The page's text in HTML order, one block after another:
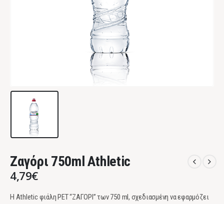
Ζαγόρι 750ml Athletic
4,79€
Η Athletic φιάλη PET “ΖΑΓΟΡΙ” των 750 ml, σχεδιασμένη να εφαρμόζει